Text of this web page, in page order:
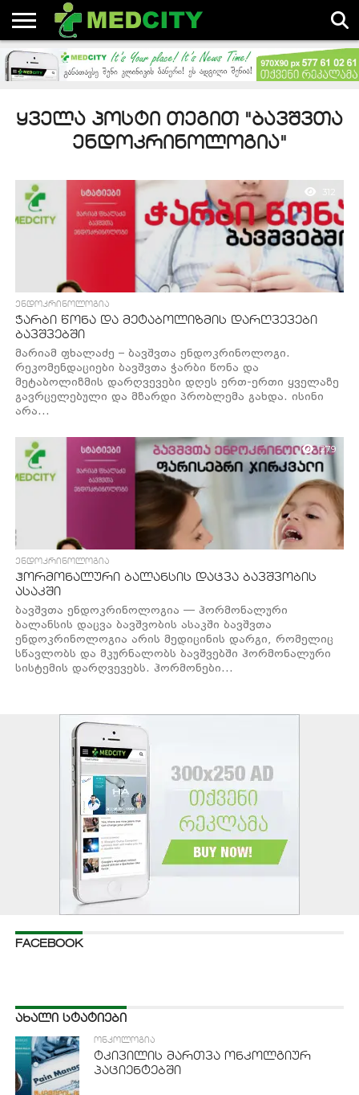
ᲐᲮᲐᲚᲘ
ᲓᲐᲛᲐᲢᲔᲑᲣᲚᲘ
ᲡᲘᲐᲮᲚᲔᲔᲑᲘ
ᲓᲐ
ᲡᲤᲔᲠᲝᲨᲘ
ᲡᲢᲐᲢᲘᲔᲑᲘᲡ
ᲐᲕᲢᲝᲠᲔᲑᲘ
ᲧᲕᲔᲚᲐ ᲞᲝᲡᲢᲘ ᲗᲔᲒᲘᲗ "ᲑᲐᲕᲨᲕᲗᲐ
ᲔᲜᲓᲝᲙᲠᲘᲜᲝᲚᲝᲒᲘᲐ"
312
ᲔᲜᲓᲝᲙᲠᲘᲜᲝᲚᲝᲒᲘᲐ
ჭარბი წონა და მეტაბოლიზმის დარღვევები
ბავშვებში
მარიამ ფხალაძე – ბავშვთა ენდოკრინოლოგი.
რეკომენდაციები ბავშვთა ჭარბი წონა და
მეტაბოლიზმის დარღვევები დღეს ერთ-ერთი ყველაზე
გავრცელებული და მზარდი პრობლემა გახდა. ისინი
არა...
279
ᲔᲜᲓᲝᲙᲠᲘᲜᲝᲚᲝᲒᲘᲐ
ჰორმონალური ბალანსის დაცვა ბავშვობის
ასაკში
ბავშვთა ენდოკრინოლოგია — ჰორმონალური
ბალანსის დაცვა ბავშვობის ასაკში ბავშვთა
ენდოკრინოლოგია არის მედიცინის დარგი, რომელიც
სწავლობს და მკურნალობს ბავშვებში ჰორმონალური
სისტემის დარღვევებს. ჰორმონები...
FACEBOOK
ᲐᲮᲐᲚᲘ ᲡᲢᲐᲢᲘᲔᲑᲘ
ᲝᲜᲙᲝᲚᲝᲒᲘᲐ
ტკივილის მართვა ონკოლგიურ
პაციენტებში